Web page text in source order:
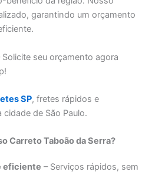
garantindo um orçamento
seu orçamento agora
SP, fretes rápidos e
de São Paulo.
Carreto Taboão da Serra?
eficiente – Serviços rápidos, sem